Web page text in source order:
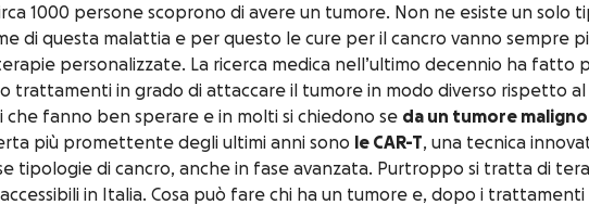
1000 persone scoprono di avere un tumore. Non ne esiste un solo
di questa malattia e per questo le cure per il cancro vanno sempre
personalizzate. La ricerca medica nell’ultimo decennio ha fatto
trattamenti in grado di attaccare il tumore in modo diverso rispetto al
che fanno ben sperare e in molti si chiedono se da un tumore maligno
più promettente degli ultimi anni sono le CAR-T, una tecnica
tipologie di cancro, anche in fase avanzata. Purtroppo si tratta di
in Italia. Cosa può fare chi ha un tumore e, dopo i trattamenti